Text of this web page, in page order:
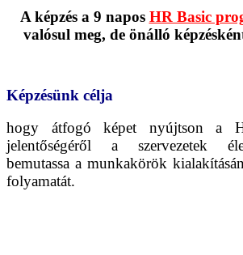
A képzés a 9 napos HR Basic
valósul meg, de önálló
Képzésünk célja
hogy átfogó képet nyújtson a
jelentőségéről a szervezetek
bemutassa a munkakörök
folyamatát.